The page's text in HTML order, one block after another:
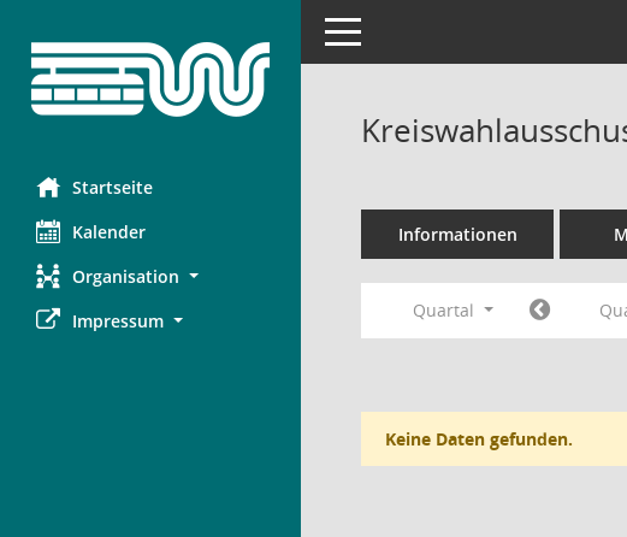
Startseite
Kalender
Organisation
Impressum
Toggle navigation
Informationen
Quartal
Keine Daten gefunden.